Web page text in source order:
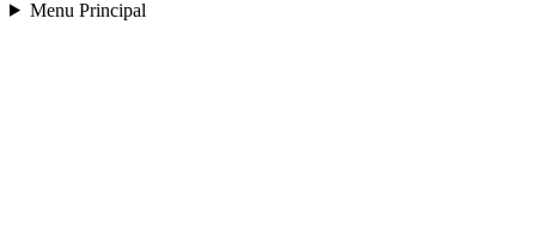
Menu Principal